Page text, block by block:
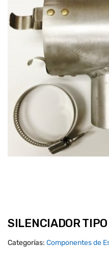
SILENCIADOR
Categorías: Componentes de